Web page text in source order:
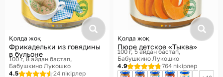
Қолда жоқ
Фрикадельки из говядины
в бульоне
100 г, 8 айдан бастап
Бабушкино Лукошко
4.5
24 пікірлер
Қолда жоқ
Пюре детское «Тыква»
100 г, 5 айдан бастап
Бабушкино Лукошко
4.9
764 пікірлер